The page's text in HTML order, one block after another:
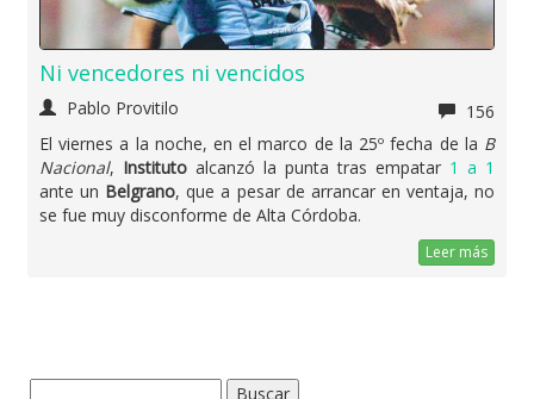
Ni vencedores ni vencidos
Pablo Provitilo
156
El viernes a la noche, en el marco de la 25º fecha de la B
Nacional, Instituto alcanzó la punta tras empatar 1 a 1
ante un Belgrano, que a pesar de arrancar en ventaja, no
se fue muy disconforme de Alta Córdoba.
Leer más